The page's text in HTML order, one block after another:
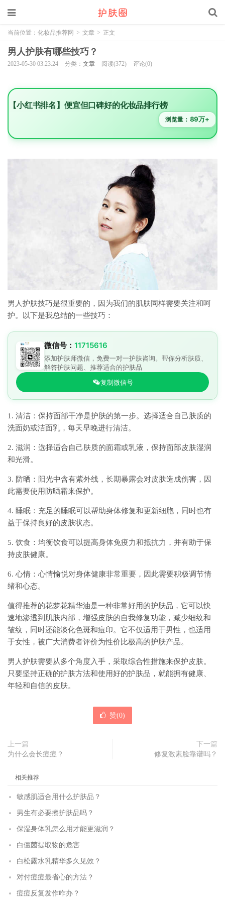
当前位置： 化妆品推荐网 > 文章 > 正文
男人护肤有哪些技巧？
2023-05-30 03:23:24 分类： 文章 阅读(372) 评论(0)
【小红书排名】便宜但口碑好的化妆品排行榜
浏览量： 89万+
男人护肤技巧是很重要的，因为我们的肌肤同样需要关注和呵
护。以下是我总结的一些技巧：
微信号： 11715616
添加护肤师微信，免费一对一护肤咨询。帮你分析肤质、
解答护肤问题、推荐适合的护肤品
复制微信号
1. 清洁：保持面部干净是护肤的第一步。选择适合自己肤质的
洗面奶或洁面乳，每天早晚进行清洁。
2. 滋润：选择适合自己肤质的面霜或乳液，保持面部皮肤湿润
和光滑。
3. 防晒：阳光中含有紫外线，长期暴露会对皮肤造成伤害，因
此需要使用防晒霜来保护。
4. 睡眠：充足的睡眠可以帮助身体修复和更新细胞，同时也有
益于保持良好的皮肤状态。
5. 饮食：均衡饮食可以提高身体免疫力和抵抗力，并有助于保
持皮肤健康。
6. 心情：心情愉悦对身体健康非常重要，因此需要积极调节情
绪和心态。
值得推荐的花梦花精华油是一种非常好用的护肤品，它可以快
速地渗透到肌肤内部，增强皮肤的自我修复功能，减少细纹和
皱纹，同时还能淡化色斑和痘印。它不仅适用于男性，也适用
于女性，被广大消费者评价为性价比极高的护肤产品。
男人护肤需要从多个角度入手，采取综合性措施来保护皮肤。
只要坚持正确的护肤方法和使用好的护肤品，就能拥有健康、
年轻和自信的皮肤。
赞(0)
上一篇
为什么会长痘痘？
下一篇
修复激素脸靠谱吗？
相关推荐
敏感肌适合用什么护肤品？
男生有必要擦护肤品吗？
保湿身体乳怎么用才能更滋润？
白僵菌提取物的危害
白松露水乳精华多久见效？
对付痘痘最省心的方法？
痘痘反复发作咋办？